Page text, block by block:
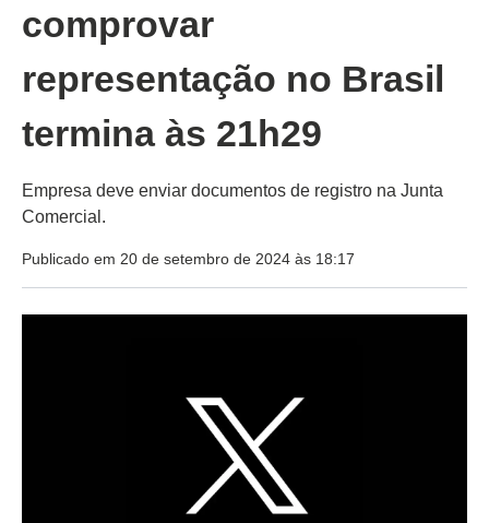
comprovar
representação no Brasil
termina às 21h29
Empresa deve enviar documentos de registro na Junta
Comercial.
Publicado em 20 de setembro de 2024 às 18:17